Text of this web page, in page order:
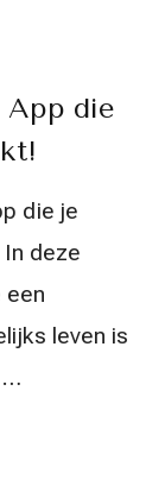
App die
die je
deze
een
leven is
…